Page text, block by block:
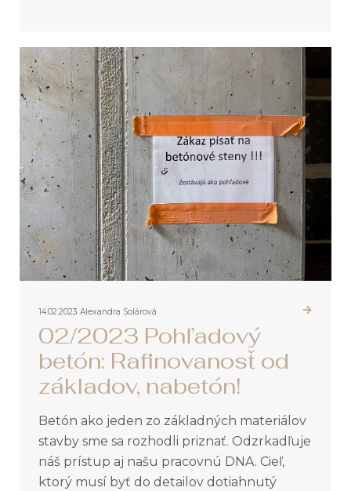
14.02.2023 Alexandra Solárová
02/2023 Pohľadový
betón: Rafinovanosť od
základov, nabetón!
Betón ako jeden zo základných materiálov
stavby sme sa rozhodli priznať. Odzrkadľuje
náš prístup aj našu pracovnú DNA. Cieľ,
ktorý musí byť do detailov dotiahnutý